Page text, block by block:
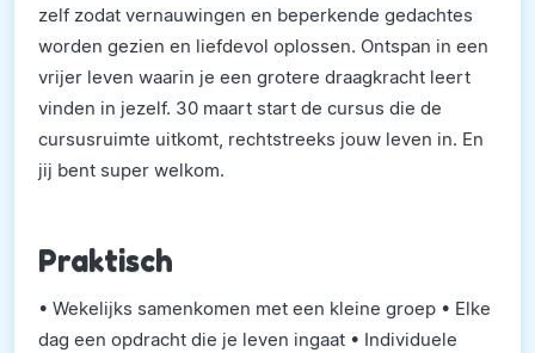
zelf zodat vernauwingen en beperkende gedachtes
worden gezien en liefdevol oplossen. Ontspan in een
vrijer leven waarin je een grotere draagkracht leert
vinden in jezelf. 30 maart start de cursus die de
cursusruimte uitkomt, rechtstreeks jouw leven in. En
jij bent super welkom.
Praktisch
• Wekelijks samenkomen met een kleine groep • Elke
dag een opdracht die je leven ingaat • Individuele